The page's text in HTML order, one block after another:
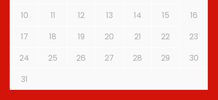
10
11 12 13 14 15
16
17
18 19 20 21 22
23
24
25 26 27 28 29
30
31